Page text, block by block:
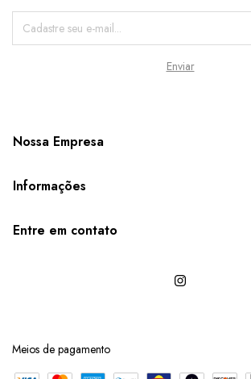
Nossa Empresa
Informações
Entre em contato
Meios de pagamento